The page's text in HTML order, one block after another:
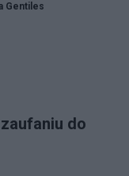
Gentiles
do